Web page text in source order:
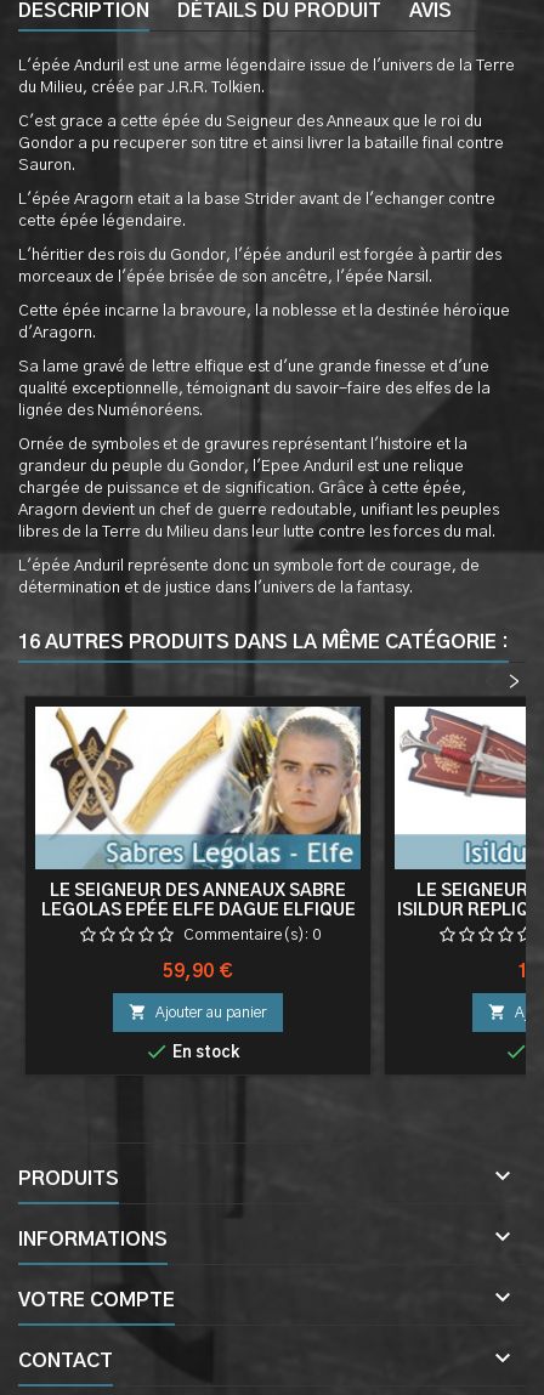
DESCRIPTION DÉTAILS DU PRODUIT AVIS
L'épée Anduril est une arme légendaire issue de l'univers de la Terre
du Milieu, créée par J.R.R. Tolkien.
C'est grace a cette épée du Seigneur des Anneaux que le roi du
Gondor a pu recuperer son titre et ainsi livrer la bataille final contre
Sauron.
L'épée Aragorn etait a la base Strider avant de l'echanger contre
cette épée légendaire.
L'héritier des rois du Gondor, l'épée anduril est forgée à partir des
morceaux de l'épée brisée de son ancêtre, l'épée Narsil.
Cette épée incarne la bravoure, la noblesse et la destinée héroïque
d'Aragorn.
Sa lame gravé de lettre elfique est d'une grande finesse et d'une
qualité exceptionnelle, témoignant du savoir-faire des elfes de la
lignée des Numénoréens.
Ornée de symboles et de gravures représentant l'histoire et la
grandeur du peuple du Gondor, l'Epee Anduril est une relique
chargée de puissance et de signification. Grâce à cette épée,
Aragorn devient un chef de guerre redoutable, unifiant les peuples
libres de la Terre du Milieu dans leur lutte contre les forces du mal.
L'épée Anduril représente donc un symbole fort de courage, de
détermination et de justice dans l'univers de la fantasy.
16 AUTRES PRODUITS DANS LA MÊME CATÉGORIE :
>
LE SEIGNEUR DES ANNEAUX SABRE
LEGOLAS EPÉE ELFE DAGUE ELFIQUE
POIGNARD + PLAQUE MURALE
Commentaire(s): 0
Prix
59,90 €
 Ajouter au panier
 En stock
LE SEIGNEUR
ISILDUR


PRODUITS 
INFORMATIONS 
VOTRE COMPTE 
CONTACT 